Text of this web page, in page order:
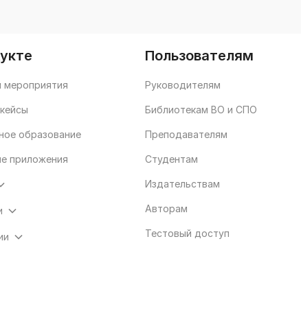
мероприятия
образование
приложения
Пользователям
Руководителям
Библиотекам ВО и СПО
Преподавателям
Студентам
Издательствам
Авторам
Тестовый доступ